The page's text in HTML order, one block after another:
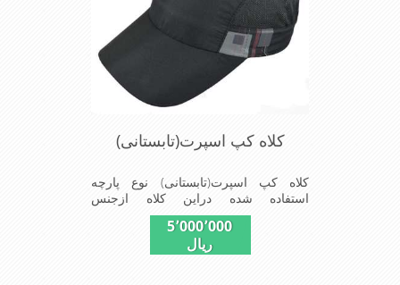
کلاه کپ اسپرت(تابستانی)
کلاه کپ اسپرت(تابستانی) نوع پارچه
استفاده شده دراین کلاه ازجنس
پلیستراست ونقاب که مناسب این شکل
ازکلاه است ودوقسمت پهلوی این کلاه
(ترک های پهلوی)بخاطرحرکت
5٬000٬000
ریال